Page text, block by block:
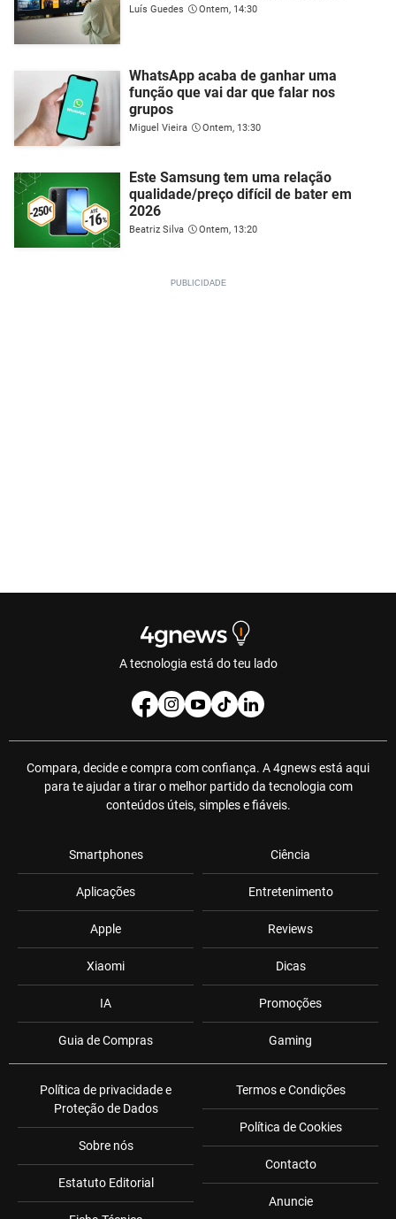
Luís Guedes Ontem, 14:30
WhatsApp acaba de ganhar uma
função que vai dar que falar nos
grupos
Miguel Vieira Ontem, 13:30
Este Samsung tem uma relação
qualidade/preço difícil de bater em
2026
Beatriz Silva Ontem, 13:20
A tecnologia está do teu lado
Compara, decide e compra com confiança. A 4gnews está aqui
para te ajudar a tirar o melhor partido da tecnologia com
conteúdos úteis, simples e fiáveis.
Smartphones
Aplicações
Apple
Xiaomi
IA
Guia de Compras
Ciência
Entretenimento
Reviews
Dicas
Promoções
Gaming
Política de privacidade e
Proteção de Dados
Sobre nós
Estatuto Editorial
Termos e Condições
Política de Cookies
Contacto
Anuncie